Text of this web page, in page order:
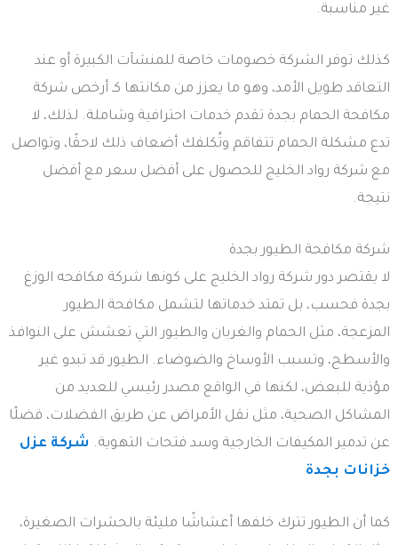
غير مناسبة.
كذلك توفر الشركة خصومات خاصة للمنشآت الكبيرة أو عند
التعاقد طويل الأمد، وهو ما يعزز من مكانتها كـ أرخص شركة
مكافحة الحمام بجدة تقدم خدمات احترافية وشاملة. لذلك، لا
تدع مشكلة الحمام تتفاقم وتُكلفك أضعاف ذلك لاحقًا، وتواصل
مع شركة رواد الخليج للحصول على أفضل سعر مع أفضل
نتيجة.
شركة مكافحة الطيور بجدة
لا يقتصر دور شركة رواد الخليج على كونها شركة مكافحه الوزغ
بجدة فحسب، بل تمتد خدماتها لتشمل مكافحة الطيور
المزعجة، مثل الحمام والغربان والطيور التي تعشش على النوافذ
والأسطح، وتسبب الأوساخ والضوضاء. الطيور قد تبدو غير
مؤذية للبعض، لكنها في الواقع مصدر رئيسي للعديد من
المشاكل الصحية، مثل نقل الأمراض عن طريق الفضلات، فضلًا
عن تدمير المكيفات الخارجية وسد فتحات التهوية. شركة عزل
خزانات بجدة
كما أن الطيور تترك خلفها أعشاشًا مليئة بالحشرات الصغيرة،